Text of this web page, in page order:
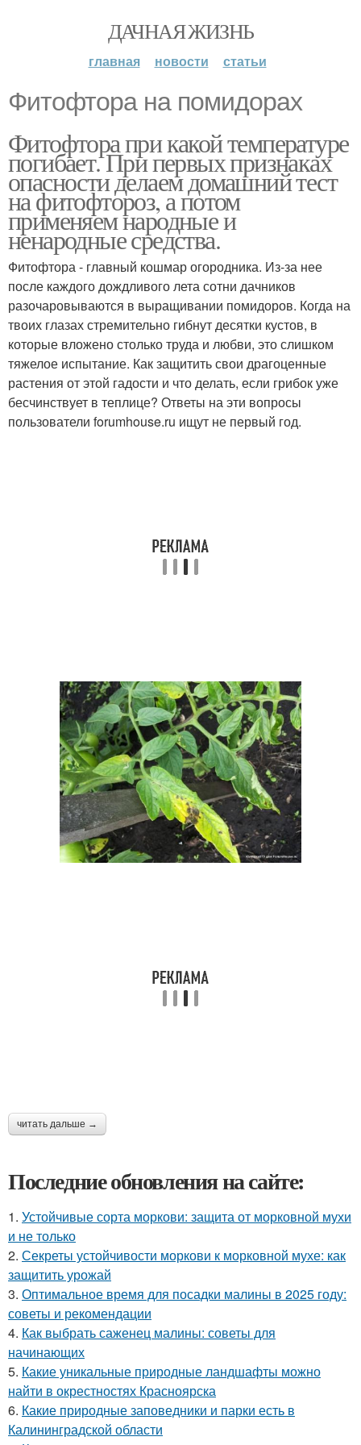
ДАЧНАЯ ЖИЗНЬ
главная новости статьи
Фитофтора на помидорах
Фитофтора при какой температуре
погибает. При первых признаках
опасности делаем домашний тест
на фитофтороз, а потом
применяем народные и
ненародные средства.
Фитофтора - главный кошмар огородника. Из-за нее
после каждого дождливого лета сотни дачников
разочаровываются в выращивании помидоров. Когда на
твоих глазах стремительно гибнут десятки кустов, в
которые вложено столько труда и любви, это слишком
тяжелое испытание. Как защитить свои драгоценные
растения от этой гадости и что делать, если грибок уже
бесчинствует в теплице? Ответы на эти вопросы
пользователи forumhouse.ru ищут не первый год.
читать дальше →
Последние обновления на сайте:
1. Устойчивые сорта моркови: защита от морковной мухи
и не только
2. Секреты устойчивости моркови к морковной мухе: как
защитить урожай
3. Оптимальное время для посадки малины в 2025 году:
советы и рекомендации
4. Как выбрать саженец малины: советы для
начинающих
5. Какие уникальные природные ландшафты можно
найти в окрестностях Красноярска
6. Какие природные заповедники и парки есть в
Калининградской области